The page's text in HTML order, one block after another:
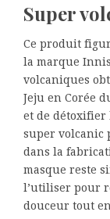
Super
Ce produit
la marque
volcaniques
Jeju en Corée
et de détoxifier
super volcanic
dans la
masque reste
l’utiliser pour
douceur tout